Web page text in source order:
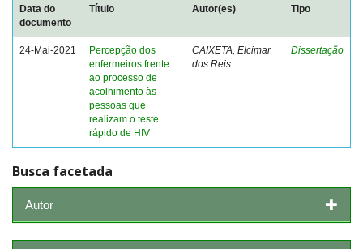
Data do
documento
Título Autor(es) Tipo
24-Mai-2021
Percepção dos
enfermeiros frente
ao processo de
acolhimento às
pessoas que
realizam o teste
rápido de HIV
CAIXETA, Elcimar
dos Reis
Dissertação
Busca facetada
Autor